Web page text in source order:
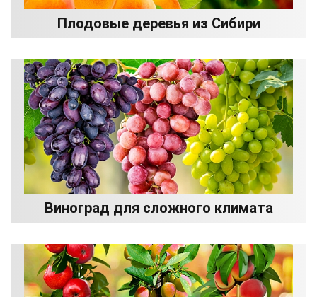
Плодовые деревья из Сибири
Виноград для сложного климата